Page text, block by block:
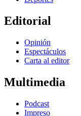
Editorial
Opinión
Espectáculos
Carta al editor
Multimedia
Podcast
Impreso